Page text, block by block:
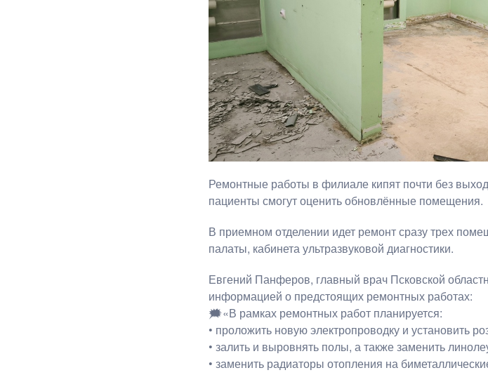
Ремонтные работы в филиале кипят почти без
пациенты смогут оценить обновлённые помещения.
В приемном отделении идет ремонт сразу трех
палаты, кабинета ультразвуковой диагностики.
Евгений Панферов, главный врач Псковской
информацией о предстоящих ремонтных работах:
🗯«В рамках ремонтных работ планируется:
• проложить новую электропроводку и установить
• залить и выровнять полы, а также заменить
• заменить радиаторы отопления на